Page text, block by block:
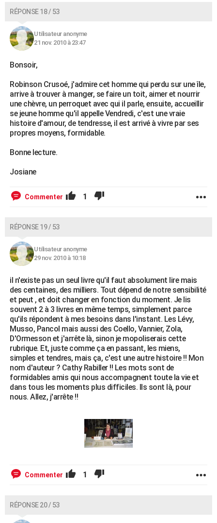
RÉPONSE 18 / 53
Utilisateur anonyme
21 nov. 2010 à 23:47
Bonsoir,
Robinson Crusoé, j'admire cet homme qui perdu sur une île,
arrive à trouver à manger, se faire un toit, aimer et nourrir
une chèvre, un perroquet avec qui il parle, ensuite, accueillir
se jeune homme qu'il appelle Vendredi, c'est une vraie
histoire d'amour, de tendresse, il est arrivé à vivre par ses
propres moyens, formidable.
Bonne lecture.
Josiane
Commenter 1
RÉPONSE 19 / 53
Utilisateur anonyme
29 nov. 2010 à 10:18
il n'existe pas un seul livre qu'il faut absolument lire mais
des centaines, des milliers. Tout dépend de notre sensibilité
et peut , et doit changer en fonction du moment. Je lis
souvent 2 à 3 livres en même temps, simplement parce
qu'ils répondent à mes besoins dans l'instant. Les Lévy,
Musso, Pancol mais aussi des Coello, Vannier, Zola,
D'Ormesson et j'arrête là, sinon je mopoliserais cette
rubrique. Et, juste comme ça en passant, les miens,
simples et tendres, mais ça, c'est une autre histoire !! Mon
nom d'auteur ? Cathy Rabiller !! Les mots sont de
formidables amis qui nous accompagnent toute la vie et
dans tous les moments plus difficiles. Ils sont là, pour
nous. Allez, j'arrête !!
Commenter 1
RÉPONSE 20 / 53